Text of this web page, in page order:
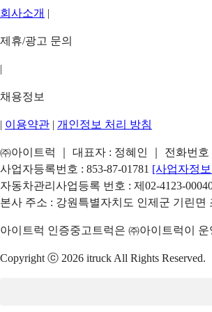
회사소개 |
제휴/광고 문의
|
채용정보
| 이용약관 | 개인정보 처리 방침
㈜아이트럭 ｜ 대표자 : 정혜인 ｜ 전화번호
사업자등록번호 : 853-87-01781 [사업자정
자동차관리사업등록 번호 : 제02-4123-
본사 주소 : 강원특별자치도 인제군 기린면
아이트럭 인증중고트럭은 ㈜아이트럭이
Copyright ⓒ 2026 itruck All Rights Reserved.